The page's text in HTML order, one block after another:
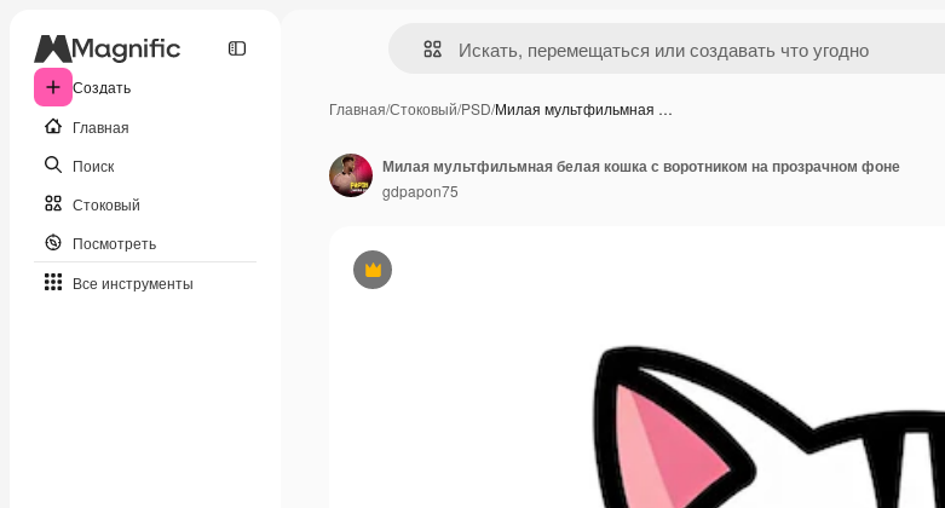
Создать
Главная
Поиск
Стоковый
Посмотреть
Все инструменты
Главная/Стоковый/PSD/Милая мультфильмная …
Премиум
Милая мультфильмная белая кошка с воротником на прозрачном фоне
gdpapon75